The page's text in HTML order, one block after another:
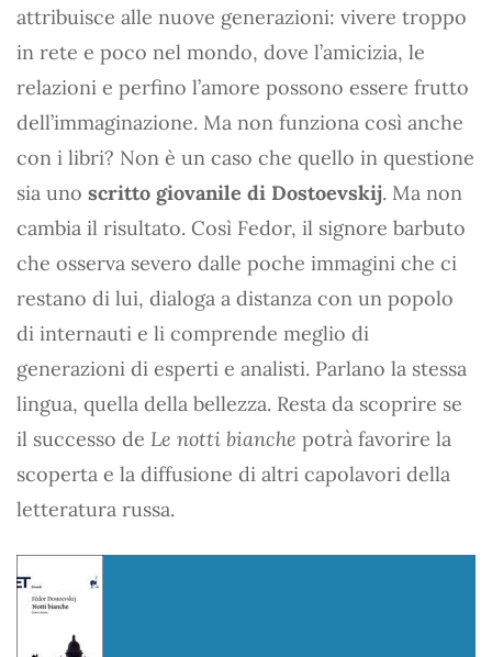
attribuisce alle nuove generazioni: vivere troppo
in rete e poco nel mondo, dove l’amicizia, le
relazioni e perfino l’amore possono essere frutto
dell’immaginazione. Ma non funziona così anche
con i libri? Non è un caso che quello in questione
sia uno scritto giovanile di Dostoevskij. Ma non
cambia il risultato. Così Fedor, il signore barbuto
che osserva severo dalle poche immagini che ci
restano di lui, dialoga a distanza con un popolo
di internauti e li comprende meglio di
generazioni di esperti e analisti. Parlano la stessa
lingua, quella della bellezza. Resta da scoprire se
il successo de Le notti bianche potrà favorire la
scoperta e la diffusione di altri capolavori della
letteratura russa.